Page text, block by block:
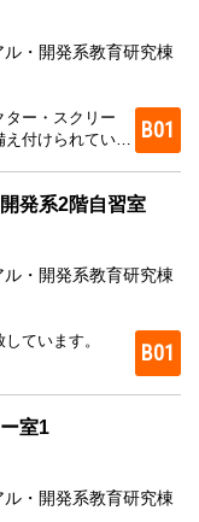
ル・開発系教育研究棟
ー・スクリー
付けられていま
B01
発系2階自習室
ル・開発系教育研究棟
ています。 B01
室1
ル・開発系教育研究棟